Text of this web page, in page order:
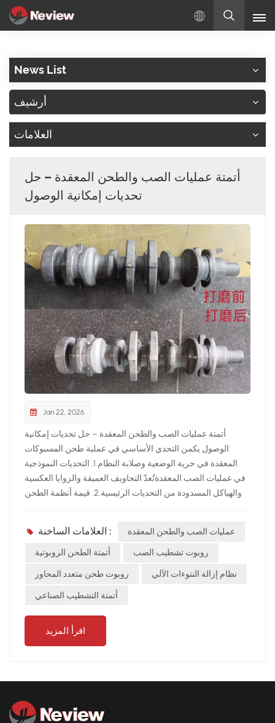
بالعربية
News List
أرشيف
العلامات
أتمتة عمليات الصب والطحن المعقدة – حل
تحديات إمكانية الوصول
Jan 22, 2026
أتمتة عمليات الصب والطحن المعقدة – حل تحديات إمكانية
الوصول يكمن التحدي الأساسي في عملية طحن المسبوكات
المعقدة في حرية الوضعية وصلابة النظام.1. التحديات النموذجية
في عمليات الصب المعقدةتُعدّ التجاويف العميقة والزوايا العكسية
والهياكل المسدودة من التحديات الرئيسية.2. قيمة أنظمة الطحن
العلامات الساخنة : عمليات الصب والطحن المعقدة
أتمتة الطحن الروبوتية روبوت تشطيب الصب
روبوت طحن متعدد المحاور نظام إزالة النتوءات الآلي
أتمتة التشطيب الصناعي
اقرأ المزيد